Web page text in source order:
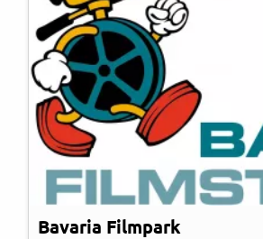
Bavaria Filmpark